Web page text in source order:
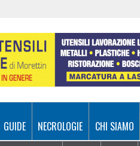
GUIDE NECROLOGIE CHI SIAMO